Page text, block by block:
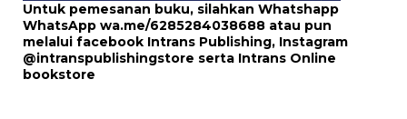
Untuk pemesanan buku, silahkan Whatshapp
WhatsApp wa.me/6285284038688 atau pun
melalui facebook Intrans Publishing, Instagram
@intranspublishingstore serta Intrans Online
bookstore